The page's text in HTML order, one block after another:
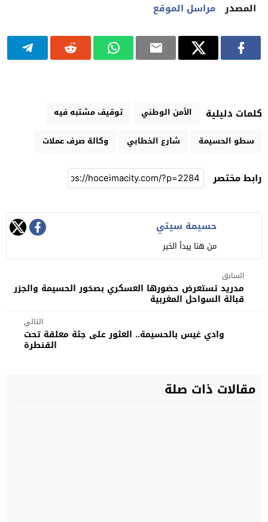
المصدر مراسل الموقع
كلمات دليلية الأمن الوطني
توقيف مشتبه فيه
سطو الحسيمة
شارع الخطابي وكالة صرف عملات
رابط مختصر
حسيمة سيتي
من هنا يبدأ الخبر
السابق
مدريد تستعرض حضورها العسكري بصخور الحسيمة والجزر
قبالة السواحل المغربية
التالي
وادي غيس بالحسيمة.. العثور على جثة معلقة تحت
القنطرة
مقالات ذات صلة